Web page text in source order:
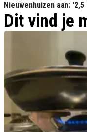
Nieuwenhuizen aan:
Dit vind je